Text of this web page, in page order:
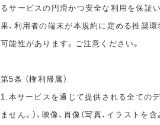
るサービスの円滑かつ安全な利用を保証
果、利用者の端末が本規約に定める推奨
可能性があります。ご注意ください。
第5条 （権利帰属）
1.本サービスを通じて提供される全てのデ
ません。）、映像、肖像（写真、イラスト